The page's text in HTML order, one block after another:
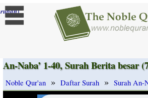
]
An-Naba’ 1-40, Surah Berita besar
Noble Qur'an » Daftar Surah » Surah An-